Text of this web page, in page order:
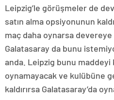
Leipzig’le görüşmeler de
satın alma opsiyonunun
maç daha oynarsa
Galatasaray da bunu
anda. Leipzig bunu maddeyi
oynamayacak ve kulübüne
kaldırırsa Galatasaray’da